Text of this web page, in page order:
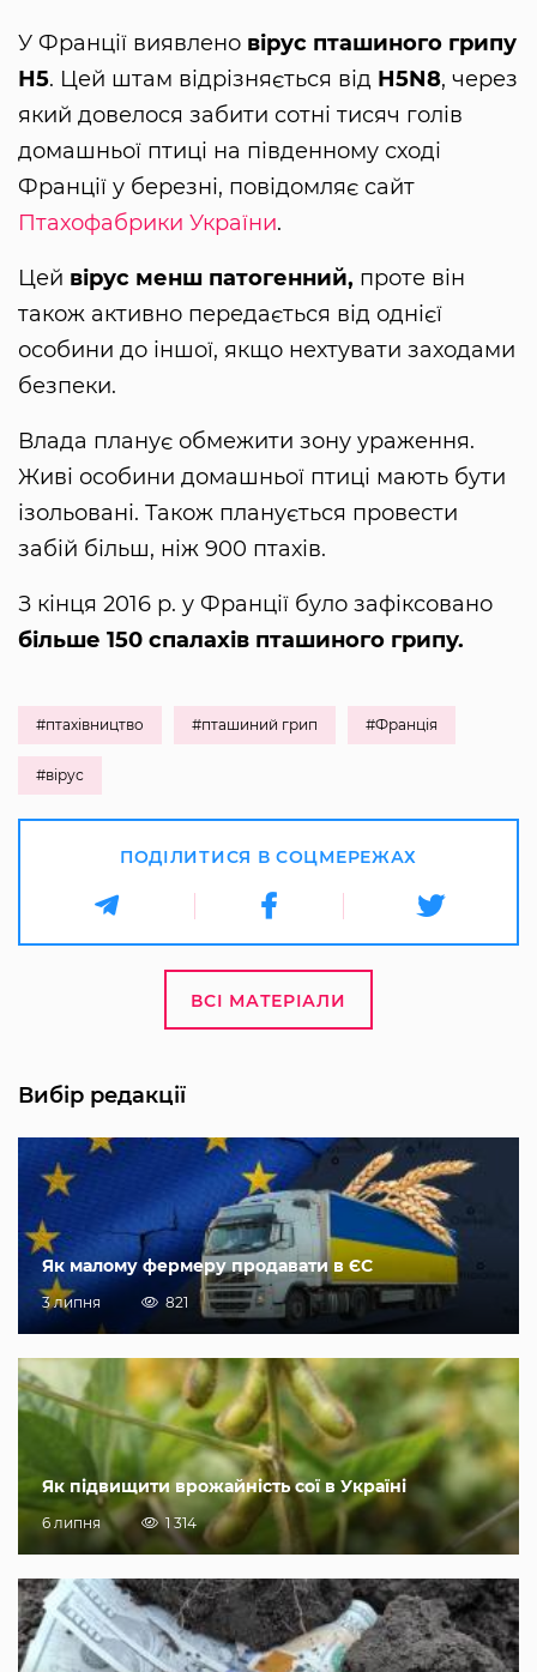
У Франції виявлено вірус пташиного грипу
Н5. Цей штам відрізняється від H5N8, через
який довелося забити сотні тисяч голів
домашньої птиці на південному сході
Франції у березні, повідомляє сайт
Птахофабрики України.
Цей вірус менш патогенний, проте він
також активно передається від однієї
особини до іншої, якщо нехтувати заходами
безпеки.
Влада планує обмежити зону ураження.
Живі особини домашньої птиці мають бути
ізольовані. Також планується провести
забій більш, ніж 900 птахів.
З кінця 2016 р. у Франції було зафіксовано
більше 150 спалахів пташиного грипу.
#птахівництво #пташиний грип #Франція
#вірус
ПОДІЛИТИСЯ В СОЦМЕРЕЖАХ
ВСІ МАТЕРІАЛИ
Вибір редакції
Як малому фермеру продавати в ЄС
3 липня 821
Як підвищити врожайність сої в Україні
6 липня 1 314